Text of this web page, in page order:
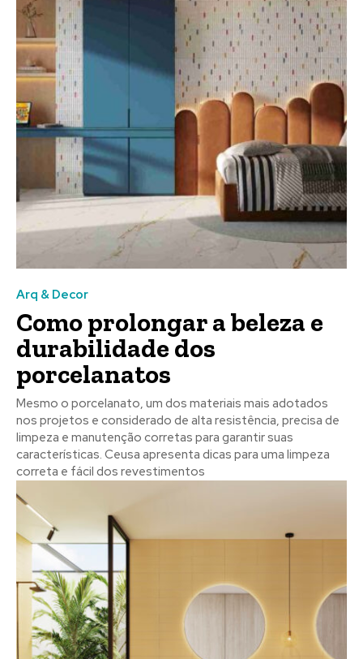
Arq & Decor
Como prolongar a beleza e
durabilidade dos
porcelanatos
Mesmo o porcelanato, um dos materiais mais adotados
nos projetos e considerado de alta resistência, precisa de
limpeza e manutenção corretas para garantir suas
características. Ceusa apresenta dicas para uma limpeza
correta e fácil dos revestimentos